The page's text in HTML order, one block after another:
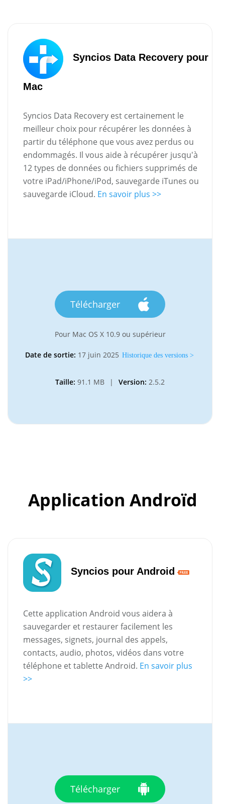
Syncios Data Recovery pour
Mac
Syncios Data Recovery est certainement le
meilleur choix pour récupérer les données à
partir du téléphone que vous avez perdus ou
endommagés. Il vous aide à récupérer jusqu'à
12 types de données ou fichiers supprimés de
votre iPad/iPhone/iPod, sauvegarde iTunes ou
sauvegarde iCloud. En savoir plus >>
Télécharger
Pour Mac OS X 10.9 ou supérieur
Date de sortie: 17 juin 2025 Historique des versions >
Taille: 91.1 MB | Version: 2.5.2
Application Androïd
Syncios pour Android
Cette application Android vous aidera à
sauvegarder et restaurer facilement les
messages, signets, journal des appels,
contacts, audio, photos, vidéos dans votre
téléphone et tablette Android. En savoir plus
>>
Télécharger